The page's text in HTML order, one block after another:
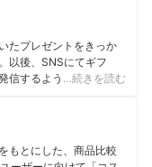
たプレゼントをきっか
以後、SNSにてギフ
信するようになり、現
ばれるプレゼント情報
…続きを読む
もとにした、商品比較